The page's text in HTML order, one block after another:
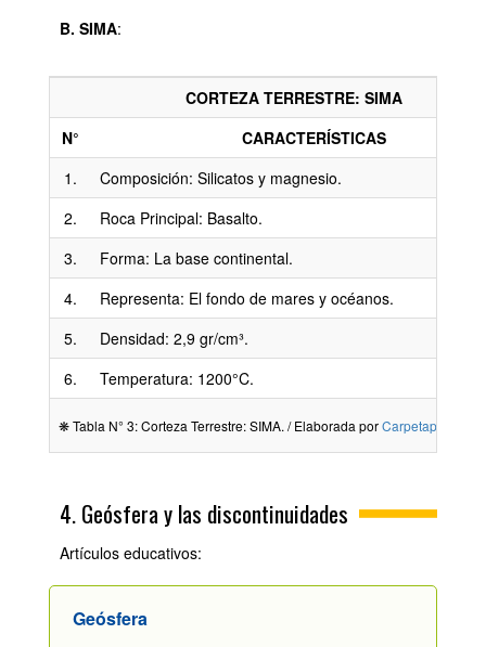
B. SIMA:
CORTEZA TERRESTRE: SIMA
N°
CARACTERÍSTICAS
1.
Composición: Silicatos y magnesio.
2.
Roca Principal: Basalto.
3.
Forma: La base continental.
4.
Representa: El fondo de mares y océanos.
5.
Densidad: 2,9 gr/cm³.
6.
Temperatura: 1200°C.
❋ Tabla N° 3: Corteza Terrestre: SIMA. / Elaborada por
4. Geósfera y las discontinuidades
Artículos educativos:
Geósfera